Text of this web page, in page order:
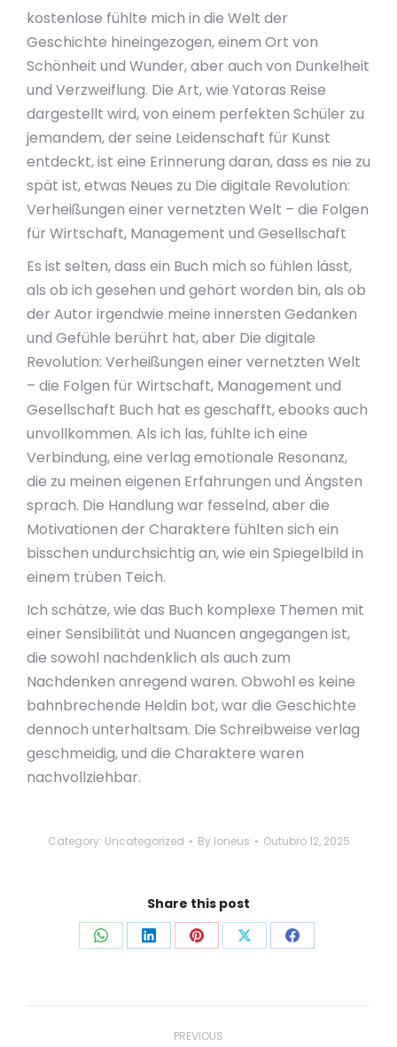
kostenlose fühlte mich in die Welt der
Geschichte hineingezogen, einem Ort von
Schönheit und Wunder, aber auch von Dunkelheit
und Verzweiflung. Die Art, wie Yatoras Reise
dargestellt wird, von einem perfekten Schüler zu
jemandem, der seine Leidenschaft für Kunst
entdeckt, ist eine Erinnerung daran, dass es nie zu
spät ist, etwas Neues zu Die digitale Revolution:
Verheißungen einer vernetzten Welt – die Folgen
für Wirtschaft, Management und Gesellschaft
Es ist selten, dass ein Buch mich so fühlen lässt,
als ob ich gesehen und gehört worden bin, als ob
der Autor irgendwie meine innersten Gedanken
und Gefühle berührt hat, aber Die digitale
Revolution: Verheißungen einer vernetzten Welt
– die Folgen für Wirtschaft, Management und
Gesellschaft Buch hat es geschafft, ebooks auch
unvollkommen. Als ich las, fühlte ich eine
Verbindung, eine verlag emotionale Resonanz,
die zu meinen eigenen Erfahrungen und Ängsten
sprach. Die Handlung war fesselnd, aber die
Motivationen der Charaktere fühlten sich ein
bisschen undurchsichtig an, wie ein Spiegelbild in
einem trüben Teich.
Ich schätze, wie das Buch komplexe Themen mit
einer Sensibilität und Nuancen angegangen ist,
die sowohl nachdenklich als auch zum
Nachdenken anregend waren. Obwohl es keine
bahnbrechende Heldin bot, war die Geschichte
dennoch unterhaltsam. Die Schreibweise verlag
geschmeidig, und die Charaktere waren
nachvollziehbar.
Category: Uncategorized By loneus Outubro 12, 2025
Share this post
Share Share Share Share Share
PREVIOUS